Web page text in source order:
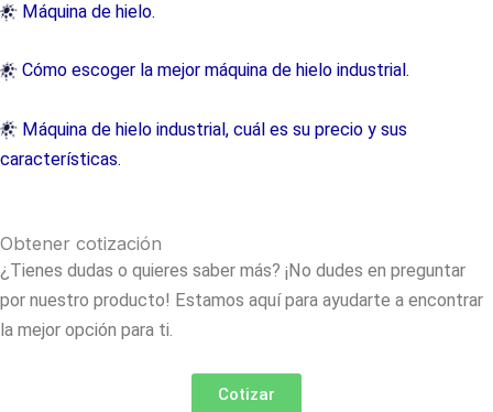
Máquina de hielo.
Cómo escoger la mejor máquina de hielo industrial.
Máquina de hielo industrial, cuál es su precio y sus
características.
Obtener cotización
¿Tienes dudas o quieres saber más? ¡No dudes en preguntar
por nuestro producto! Estamos aquí para ayudarte a encontrar
la mejor opción para ti.
Cotizar